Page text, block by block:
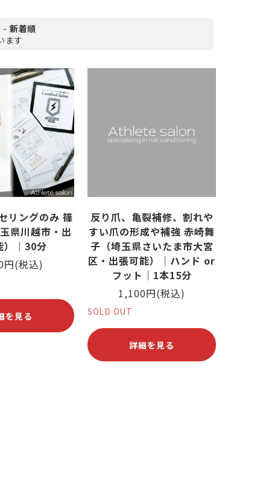
ささくれがある
がある
その他スポーツ
- 新着順
ます
リングのみ 篠
県川越市・出
）｜30分
円(税込)
を見る
反り爪、亀裂補修、割れや
すい爪の形成や補強 赤崎舞
子（埼玉県さいたま市大宮
区・出張可能）｜ハンド or
フット｜1本15分
1,100円(税込)
SOLD OUT
詳細を見る